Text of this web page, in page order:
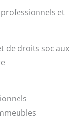
et
de droits sociaux